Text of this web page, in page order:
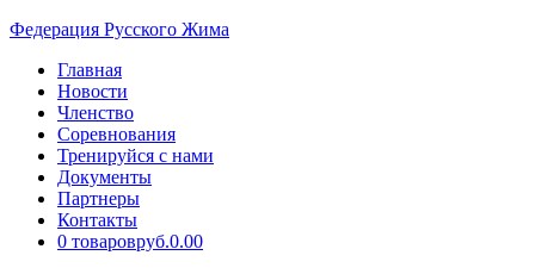
Перейти
содержимому
Федерация Русского Жима
Главная
Новости
Членство
Соревнования
Тренируйся с нами
Документы
Партнеры
Контакты
0 товаровруб.0.00